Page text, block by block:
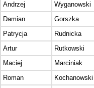
Andrzej Wyganowski
Damian Gorszka
Patrycja Rudnicka
Artur Rutkowski
Maciej Marciniak
Roman Kochanowski